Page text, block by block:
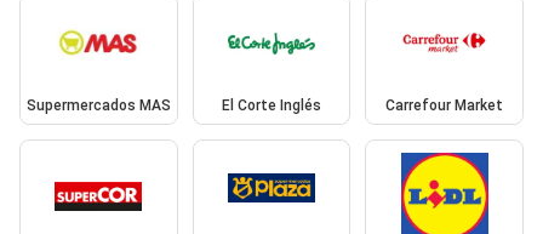
Supermercados MAS El Corte Inglés Carrefour Market